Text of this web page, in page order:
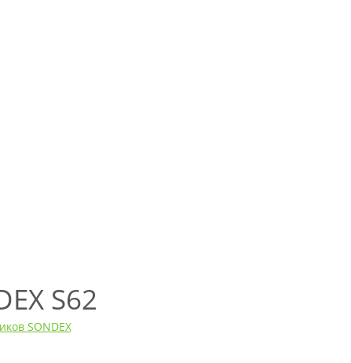
S62
SONDEX